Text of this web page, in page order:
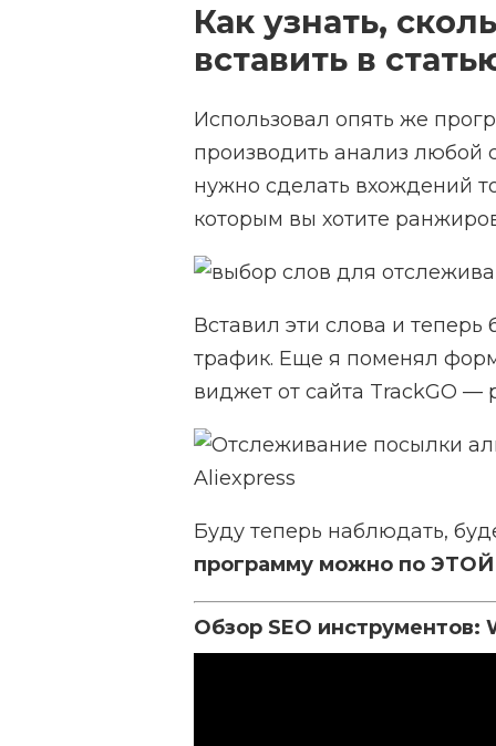
Как узнать,
вставить в
Использовал опять же
производить анализ любой
нужно сделать вхождений
которым вы хотите
Вставил эти слова и
трафик. Еще я поменял
виджет от сайта TrackGO —
Буду теперь наблюдать,
программу можно по
Обзор SEO инструментов: